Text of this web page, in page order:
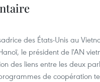
des États-Unis au
le président de l'AN
des liens entre les deux
de coopération